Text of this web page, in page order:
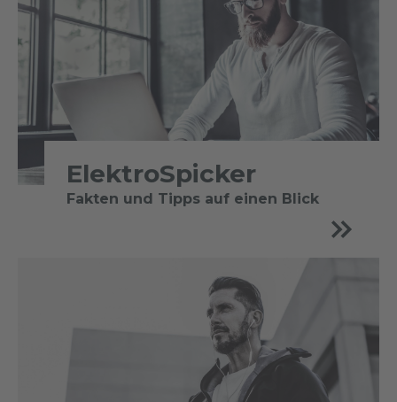
ElektroSpicker
Fakten und Tipps auf einen Blick